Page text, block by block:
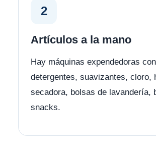
2
Artículos a la mano
Hay máquinas expendedoras con
detergentes, suavizantes, cloro,
secadora, bolsas de lavandería,
snacks.